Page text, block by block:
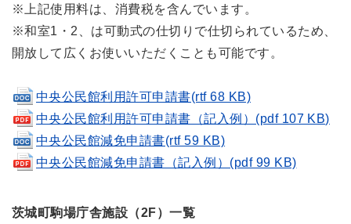
※上記使用料は、 消費税を含んでいます。
※和室1・2、は可動式の仕切りで仕切られているため、
開放して広くお使いいただくことも可能です。
中央公民館利用許可申請書(rtf 68 KB)
中央公民館利用許可申請書（記入例）(pdf 107 KB)
中央公民館減免申請書(rtf 59 KB)
中央公民館減免申請書（記入例）(pdf 99 KB)
茨城町駒場庁舎施設（2F）一覧